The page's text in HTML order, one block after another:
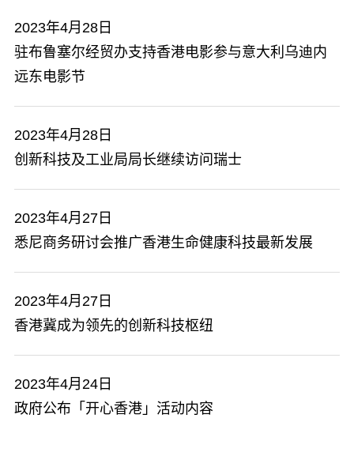
2023年4月28日
驻布鲁塞尔经贸办支持香港电影参与意大利乌迪内
远东电影节
2023年4月28日
创新科技及工业局局长继续访问瑞士
2023年4月27日
悉尼商务研讨会推广香港生命健康科技最新发展
2023年4月27日
香港冀成为领先的创新科技枢纽
2023年4月24日
​政府公布「开心香港」活动内容